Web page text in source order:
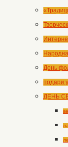
День
подари
ДЕНЬ